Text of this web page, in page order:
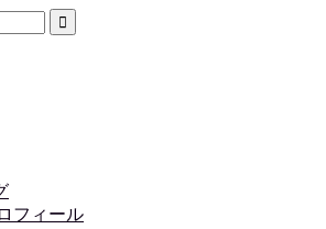
フィール